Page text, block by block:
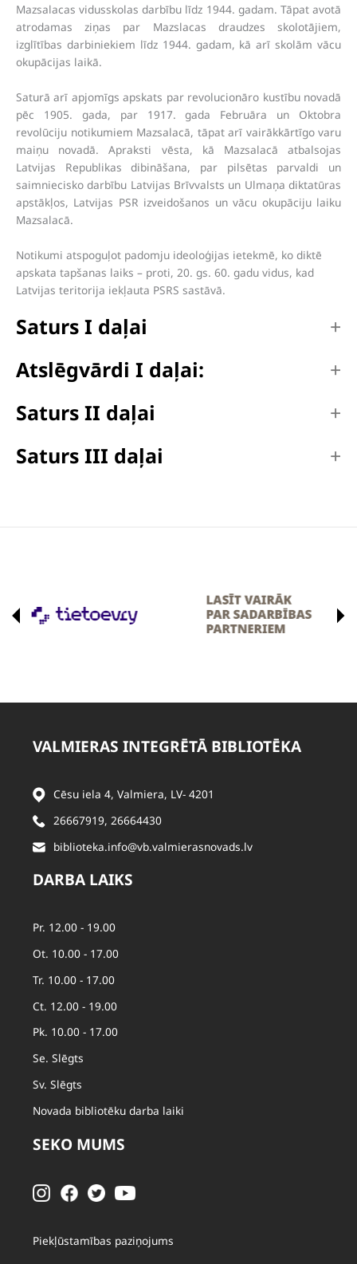
Mazsalacas vidusskolas darbību līdz 1944. gadam. Tāpat avotā
atrodamas ziņas par Mazslacas draudzes skolotājiem,
izglītības darbiniekiem līdz 1944. gadam, kā arī skolām vācu
okupācijas laikā.
Saturā arī apjomīgs apskats par revolucionāro kustību novadā
pēc 1905. gada, par 1917. gada Februāra un Oktobra
revolūciju notikumiem Mazsalacā, tāpat arī vairākkārtīgo varu
maiņu novadā. Apraksti vēsta, kā Mazsalacā atbalsojas
Latvijas Republikas dibināšana, par pilsētas parvaldi un
saimniecisko darbību Latvijas Brīvvalsts un Ulmaņa diktatūras
apstākļos, Latvijas PSR izveidošanos un vācu okupāciju laiku
Mazsalacā.
Notikumi atspoguļot padomju ideoloģijas ietekmē, ko diktē
apskata tapšanas laiks – proti, 20. gs. 60. gadu vidus, kad
Latvijas teritorija iekļauta PSRS sastāvā.
Saturs I daļai
Atslēgvārdi I daļai:
Saturs II daļai
Saturs III daļai
VALMIERAS INTEGRĒTĀ BIBLIOTĒKA
Cēsu iela 4, Valmiera, LV- 4201
26667919, 26664430
biblioteka.info@vb.valmierasnovads.lv
DARBA LAIKS
Pr. 12.00 - 19.00
Ot. 10.00 - 17.00
Tr. 10.00 - 17.00
Ct. 12.00 - 19.00
Pk. 10.00 - 17.00
Se. Slēgts
Sv. Slēgts
Novada bibliotēku darba laiki
SEKO MUMS
Piekļūstamības paziņojums